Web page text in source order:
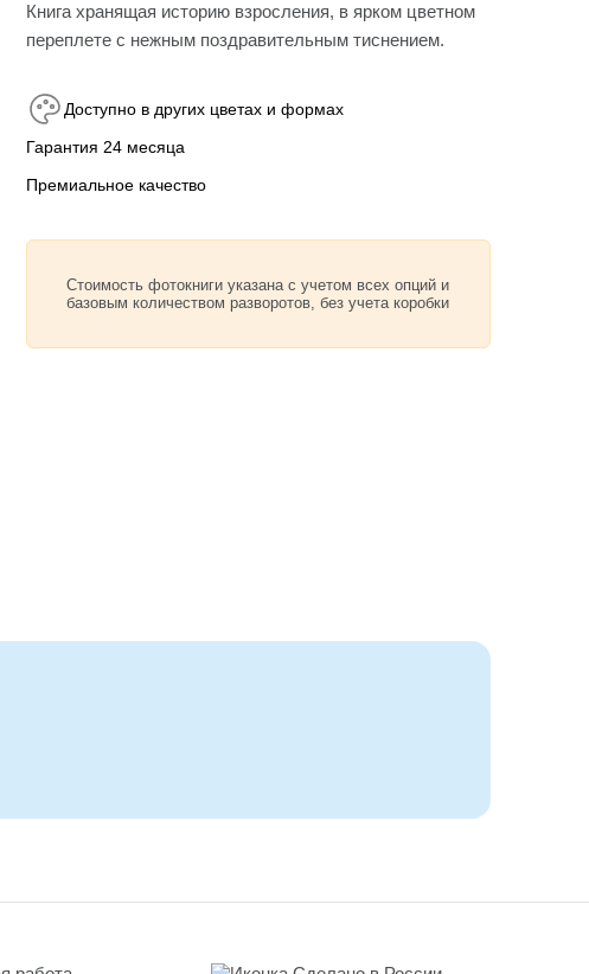
Книга хранящая историю взросления, в ярком цветном
переплете с нежным поздравительным тиснением.
Доступно в других цветах и формах
Гарантия 24 месяца
Премиальное качество
Стоимость фотокниги указана с учетом всех опций и
базовым количеством разворотов, без учета коробки